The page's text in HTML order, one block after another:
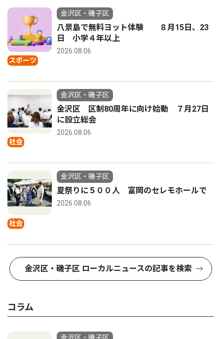
スポーツ
金沢区・磯子区
八景島で無料ヨット体験 ８月15日、23
日 小学４年以上
2026.08.06
社会
金沢区・磯子区
金沢区 区制80周年に向け始動 ７月27日
に設立総会
2026.08.06
社会
金沢区・磯子区
夏祭りに５００人 富岡のセレモホールで
2026.08.06
金沢区・磯子区 ローカルニュースの記事を検索
コラム